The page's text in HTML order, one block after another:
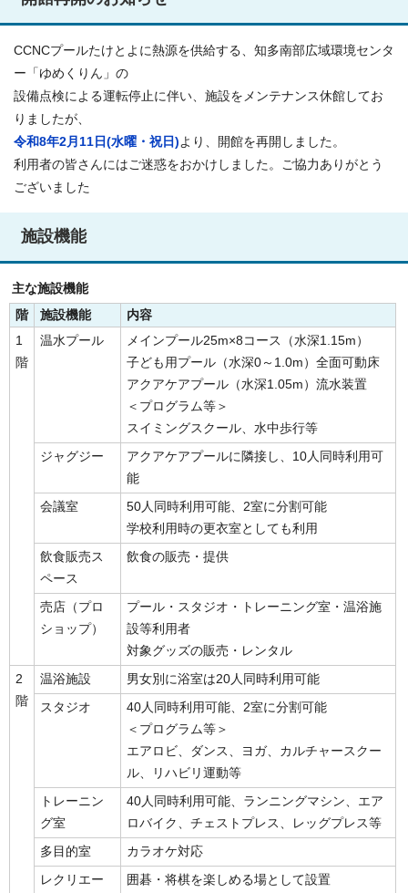
CCNCプールたけとよに熱源を供給する、知多南部広域環境センタ
ー「ゆめくりん」の
設備点検による運転停止に伴い、施設をメンテナンス休館してお
りましたが、
令和8年2月11日(水曜・祝日)より、開館を再開しました。
利用者の皆さんにはご迷惑をおかけしました。ご協力ありがとう
ございました
施設機能
主な施設機能
階 施設機能
内容
1
階
温水プール
メインプール25m×8コース（水深1.15m）
子ども用プール（水深0～1.0m）全面可動床
アクアケアプール（水深1.05m）流水装置
＜プログラム等＞
スイミングスクール、水中歩行等
ジャグジー
アクアケアプールに隣接し、10人同時利用可
能
会議室
50人同時利用可能、2室に分割可能
学校利用時の更衣室としても利用
飲食販売ス
ペース
飲食の販売・提供
売店（プロ
ショップ）
プール・スタジオ・トレーニング室・温浴施
設等利用者
対象グッズの販売・レンタル
2
階
温浴施設 男女別に浴室は20人同時利用可能
スタジオ
40人同時利用可能、2室に分割可能
＜プログラム等＞
エアロビ、ダンス、ヨガ、カルチャースクー
ル、リハビリ運動等
トレーニン
グ室
40人同時利用可能、ランニングマシン、エア
ロバイク、チェストプレス、レッグプレス等
多目的室 カラオケ対応
レクリエー
囲碁・将棋を楽しめる場として設置